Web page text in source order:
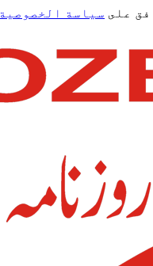
على سياسة الخصوصية